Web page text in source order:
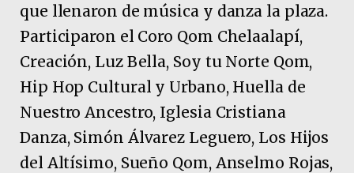
que llenaron de música y danza la plaza.
Participaron el Coro Qom Chelaalapí,
Creación, Luz Bella, Soy tu Norte Qom,
Hip Hop Cultural y Urbano, Huella de
Nuestro Ancestro, Iglesia Cristiana
Danza, Simón Álvarez Leguero, Los Hijos
del Altísimo, Sueño Qom, Anselmo Rojas,